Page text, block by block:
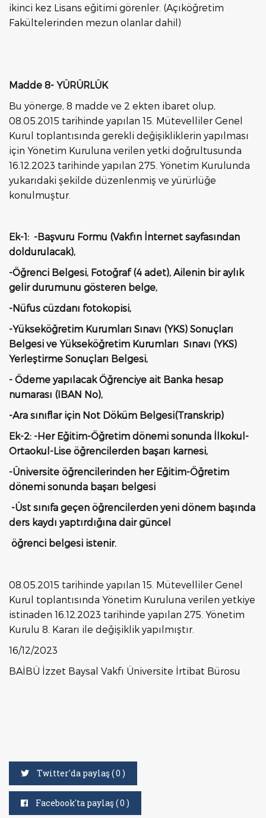
ikinci kez Lisans eğitimi görenler. (Açıköğretim
Fakültelerinden mezun olanlar dahil)
Madde 8- YÜRÜRLÜK
Bu yönerge, 8 madde ve 2 ekten ibaret olup,
08.05.2015 tarihinde yapılan 15. Mütevelliler Genel
Kurul toplantısında gerekli değişikliklerin yapılması
için Yönetim Kuruluna verilen yetki doğrultusunda
16.12.2023 tarihinde yapılan 275. Yönetim Kurulunda
yukarıdaki şekilde düzenlenmiş ve yürürlüğe
konulmuştur.
Ek-1: -Başvuru Formu (Vakfın İnternet sayfasından
doldurulacak),
-Öğrenci Belgesi, Fotoğraf (4 adet), Ailenin bir aylık
gelir durumunu gösteren belge,
-Nüfus cüzdanı fotokopisi,
-Yükseköğretim Kurumları Sınavı (YKS) Sonuçları
Belgesi ve Yükseköğretim Kurumları Sınavı (YKS)
Yerleştirme Sonuçları Belgesi,
- Ödeme yapılacak Öğrenciye ait Banka hesap
numarası (IBAN No),
-Ara sınıflar için Not Döküm Belgesi(Transkrip)
Ek-2: -Her Eğitim-Öğretim dönemi sonunda İlkokul-
Ortaokul-Lise öğrencilerden başarı karnesi,
-Üniversite öğrencilerinden her Eğitim-Öğretim
dönemi sonunda başarı belgesi
-Üst sınıfa geçen öğrencilerden yeni dönem başında
ders kaydı yaptırdığına dair güncel
öğrenci belgesi istenir.
08.05.2015 tarihinde yapılan 15. Mütevelliler Genel
Kurul toplantısında Yönetim Kuruluna verilen yetkiye
istinaden 16.12.2023 tarihinde yapılan 275. Yönetim
Kurulu 8. Kararı ile değişiklik yapılmıştır.
16/12/2023
BAİBÜ İzzet Baysal Vakfı Üniversite İrtibat Bürosu
Twitter'da paylaş (0 )
Facebook'ta paylaş (0 )